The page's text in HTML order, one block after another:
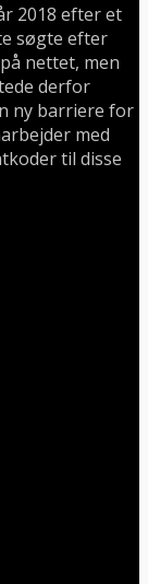
2018 efter et
søgte efter
nettet, men
derfor
ny barriere for
med
til disse